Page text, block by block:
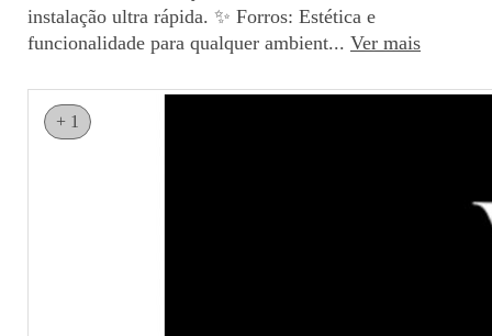
instalação ultra rápida. ✨ Forros: Estética e
funcionalidade para qualquer ambient... Ver mais
+ 1